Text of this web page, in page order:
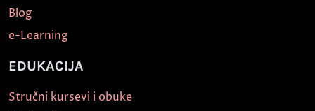
Blog
e-Learning
EDUKACIJA
Stručni kursevi i obuke